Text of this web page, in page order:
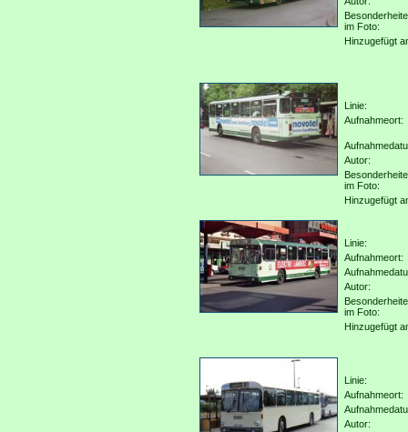
im Foto:
Hinzugefügt
Linie:
Aufnahmeort:
Autor:
im Foto:
Hinzugefügt
Linie:
Aufnahmeort:
Autor:
im Foto:
Hinzugefügt
Linie:
Aufnahmeort:
Autor: